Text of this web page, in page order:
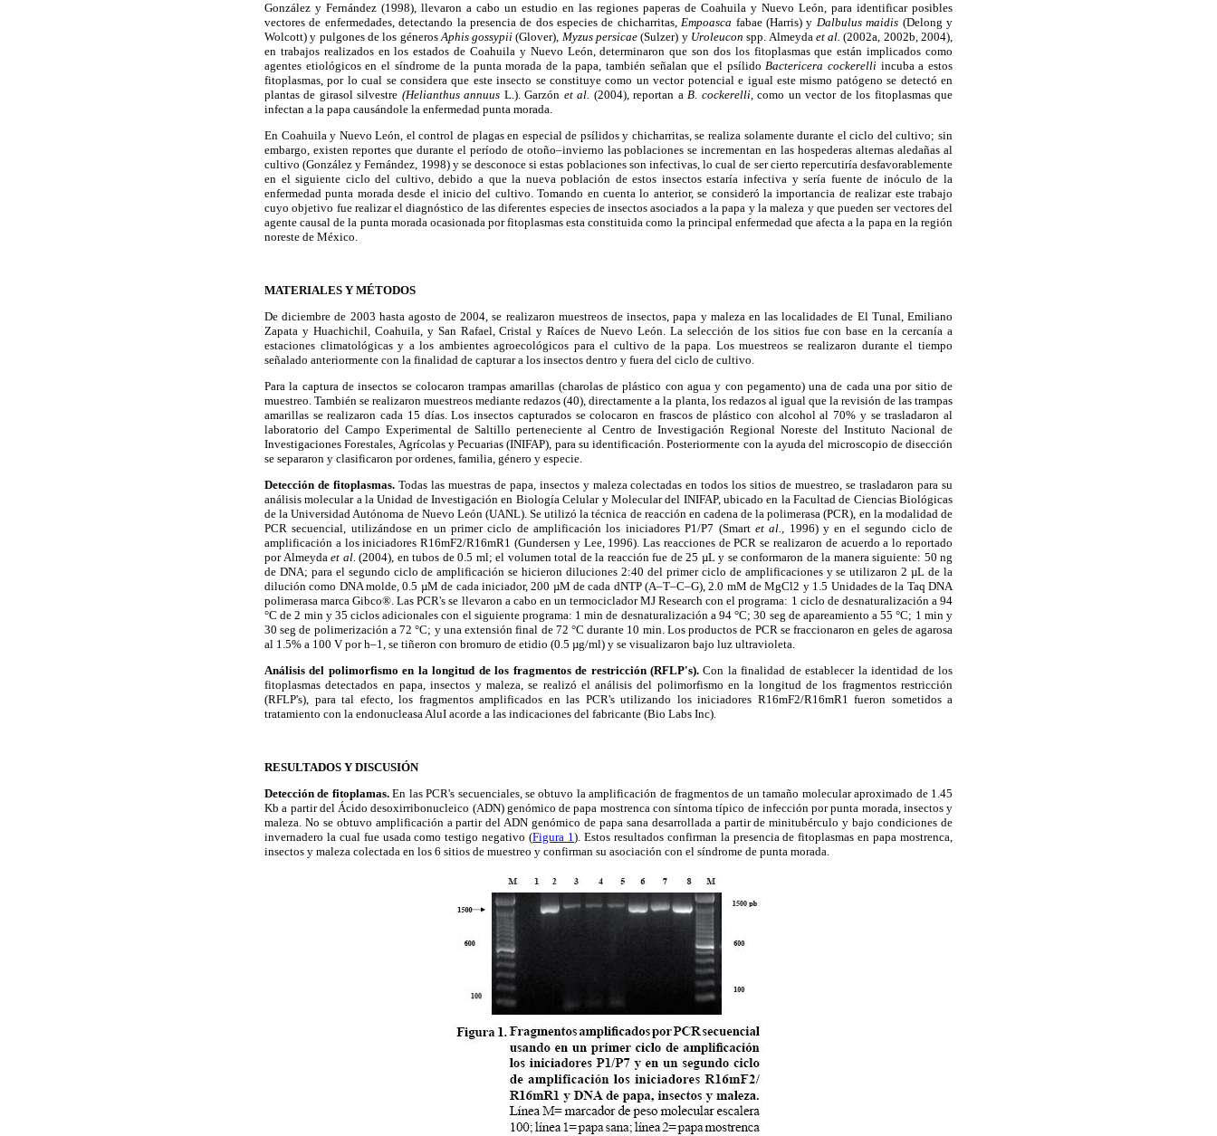
González y Fernández (1998), llevaron a cabo un estudio en las regiones paperas de Coahuila y Nuevo León, para identificar posibles
vectores de enfermedades, detectando la presencia de dos especies de chicharritas,Empoasca fabae (Harris) y Dalbulus maidis (Delong y
Wolcott) y pulgones de los génerosAphis gossypii(Glover), Myzus persicae(Sulzer) y Uroleuconspp. Almeyda et al.(2002a, 2002b, 2004),
en trabajos realizados en los estados de Coahuila y Nuevo León, determinaron que son dos los fitoplasmas que están implicados como
agentes etiológicos en el síndrome de la punta morada de la papa, también señalan que el psílidoBactericera cockerelli incuba a estos
fitoplasmas, por lo cual se considera que este insecto se constituye como un vector potencial e igual este mismo patógeno se detectó en
plantas de girasol silvestre (Helianthus annuus L.). Garzón et al. (2004), reportan aB. cockerelli,como un vector de los fitoplasmas que
infectan a la papa causándole la enfermedad punta morada.
En Coahuila y Nuevo León, el control de plagas en especial de psílidos y chicharritas, se realiza solamente durante el ciclo del cultivo; sin
embargo, existen reportes que durante el período de otoño–invierno las poblaciones se incrementan en las hospederas alternas aledañas al
cultivo (González y Fernández, 1998) y se desconoce si estas poblaciones son infectivas, lo cual de ser cierto repercutiría desfavorablemente
en el siguiente ciclo del cultivo, debido a que la nueva población de estos insectos estaría infectiva y sería fuente de inóculo de la
enfermedad punta morada desde el inicio del cultivo. Tomando en cuenta lo anterior, se consideró la importancia de realizar este trabajo
cuyo objetivo fue realizar el diagnóstico de las diferentes especies de insectos asociados a la papa y la maleza y que pueden ser vectores del
agente causal de la punta morada ocasionada por fitoplasmas esta constituida como la principal enfermedad que afecta a la papa en la región
noreste de México.
MATERIALES Y MÉTODOS
De diciembre de 2003 hasta agosto de 2004, se realizaron muestreos de insectos, papa y maleza en las localidades de El Tunal, Emiliano
Zapata y Huachichil, Coahuila, y San Rafael, Cristal y Raíces de Nuevo León. La selección de los sitios fue con base en la cercanía a
estaciones climatológicas y a los ambientes agroecológicos para el cultivo de la papa. Los muestreos se realizaron durante el tiempo
señalado anteriormente con la finalidad de capturar a los insectos dentro y fuera del ciclo de cultivo.
Para la captura de insectos se colocaron trampas amarillas (charolas de plástico con agua y con pegamento) una de cada una por sitio de
muestreo. También se realizaron muestreos mediante redazos (40), directamente a la planta, los redazos al igual que la revisión de las trampas
amarillas se realizaron cada 15 días. Los insectos capturados se colocaron en frascos de plástico con alcohol al 70% y se trasladaron al
laboratorio del Campo Experimental de Saltillo perteneciente al Centro de Investigación Regional Noreste del Instituto Nacional de
Investigaciones Forestales, Agrícolas y Pecuarias (INIFAP), para su identificación. Posteriormente con la ayuda del microscopio de disección
se separaron y clasificaron por ordenes, familia, género y especie.
Detección de fitoplasmas. Todas las muestras de papa, insectos y maleza colectadas en todos los sitios de muestreo, se trasladaron para su
análisis molecular a la Unidad de Investigación en Biología Celular y Molecular del INIFAP, ubicado en la Facultad de Ciencias Biológicas
de la Universidad Autónoma de Nuevo León (UANL). Se utilizó la técnica de reacción en cadena de la polimerasa (PCR), en la modalidad de
PCR secuencial, utilizándose en un primer ciclo de amplificación los iniciadores P1/P7 (Smart et al., 1996) y en el segundo ciclo de
amplificación a los iniciadores R16mF2/R16mR1 (Gundersen y Lee, 1996). Las reacciones de PCR se realizaron de acuerdo a lo reportado
por Almeyda et al. (2004), en tubos de 0.5 ml; el volumen total de la reacción fue de 25 µL y se conformaron de la manera siguiente: 50 ng
de DNA; para el segundo ciclo de amplificación se hicieron diluciones 2:40 del primer ciclo de amplificaciones y se utilizaron 2 µL de la
dilución como DNA molde, 0.5 µM de cada iniciador, 200 µM de cada dNTP (A–T–C–G), 2.0 mM de MgCl2 y 1.5 Unidades de la Taq DNA
polimerasa marca Gibco®. Las PCR's se llevaron a cabo en un termociclador MJ Research con el programa: 1 ciclo de desnaturalización a 94
°C de 2 min y 35 ciclos adicionales con el siguiente programa: 1 min de desnaturalización a 94 °C; 30 seg de apareamiento a 55 °C; 1 min y
30 seg de polimerización a 72 °C; y una extensión final de 72 °C durante 10 min. Los productos de PCR se fraccionaron en geles de agarosa
al 1.5% a 100 V por h–1, se tiñeron con bromuro de etidio (0.5 µg/ml) y se visualizaron bajo luz ultravioleta.
Análisis del polimorfismo en la longitud de los fragmentos de restricción (RFLP's).Con la finalidad de establecer la identidad de los
fitoplasmas detectados en papa, insectos y maleza, se realizó el análisis del polimorfismo en la longitud de los fragmentos restricción
(RFLP's), para tal efecto, los fragmentos amplificados en las PCR's utilizando los iniciadores R16mF2/R16mR1 fueron sometidos a
tratamiento con la endonucleasa AluI acorde a las indicaciones del fabricante (Bio Labs Inc).
RESULTADOS Y DISCUSIÓN
Detección de fitoplamas.En las PCR's secuenciales, se obtuvo la amplificación de fragmentos de un tamaño molecular aproximado de 1.45
Kb a partir del Ácido desoxirribonucleico (ADN) genómico de papa mostrenca con síntoma típico de infección por punta morada, insectos y
maleza. No se obtuvo amplificación a partir del ADN genómico de papa sana desarrollada a partir de minitubérculo y bajo condiciones de
invernadero la cual fue usada como testigo negativo (Figura 1). Estos resultados confirman la presencia de fitoplasmas en papa mostrenca,
insectos y maleza colectada en los 6 sitios de muestreo y confirman su asociación con el síndrome de punta morada.